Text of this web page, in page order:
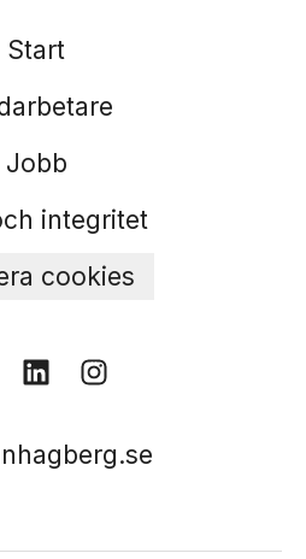
Start
Jobb
integritet
cookies